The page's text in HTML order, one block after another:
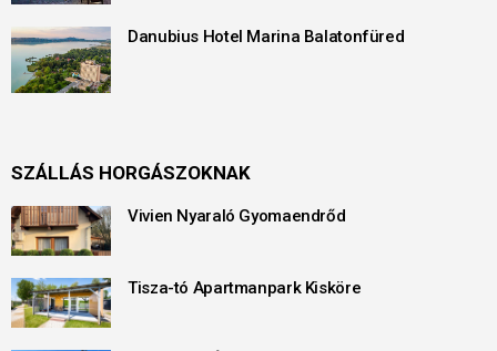
Danubius Hotel Marina Balatonfüred
SZÁLLÁS HORGÁSZOKNAK
Vivien Nyaraló Gyomaendrőd
Tisza-tó Apartmanpark Kisköre